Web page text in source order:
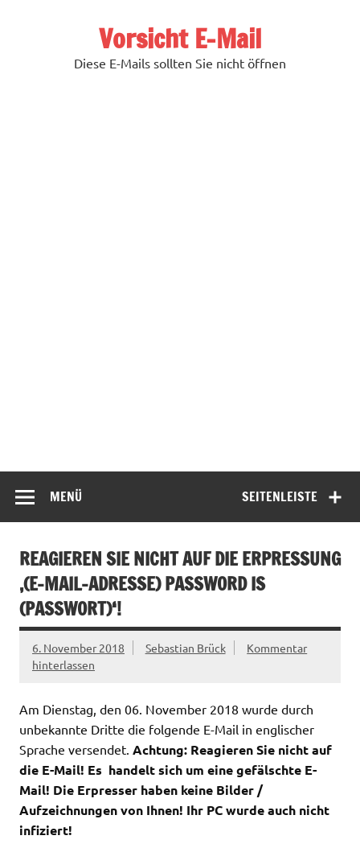
Vorsicht E-Mail
Diese E-Mails sollten Sie nicht öffnen
SEITENLEISTE
MENÜ
REAGIEREN SIE NICHT AUF DIE ERPRESSUNG
‚(E-MAIL-ADRESSE) PASSWORD IS
(PASSWORT)‘!
6. November 2018 Sebastian Brück
Kommentar
hinterlassen
Am Dienstag, den 06. November 2018 wurde durch
unbekannte Dritte die folgende E-Mail in englischer
Sprache versendet. Achtung: Reagieren Sie nicht auf
die E-Mail! Es handelt sich um eine gefälschte E-
Mail! Die Erpresser haben keine Bilder /
Aufzeichnungen von Ihnen! Ihr PC wurde auch nicht
infiziert!